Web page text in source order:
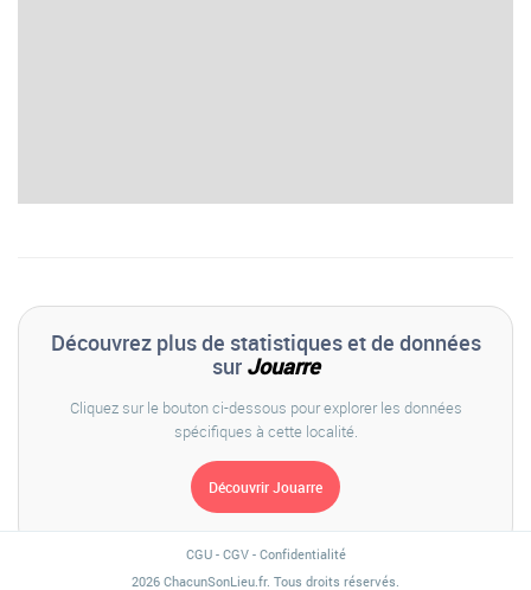
Découvrez plus de statistiques et de données
sur Jouarre
Cliquez sur le bouton ci-dessous pour explorer les données
spécifiques à cette localité.
CGU- CGV- Confidentialité
2026 ChacunSonLieu.fr. Tous droits réservés.